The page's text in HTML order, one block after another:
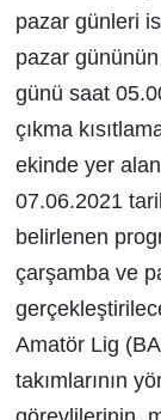
pazar günleri
pazar
günü saat
çıkma
ekinde yer
07.06.2021
belirlenen
çarşamba ve
Amatör Lig
takımlarının